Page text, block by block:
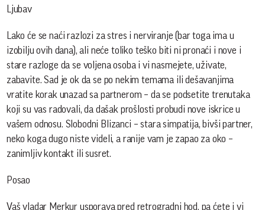
Ljubav
Lako će se naći razlozi za stres i nerviranje (bar toga ima u
izobilju ovih dana), ali neće toliko teško biti ni pronaći i nove i
stare razloge da se voljena osoba i vi nasmejete, uživate,
zabavite. Sad je ok da se po nekim temama ili dešavanjima
vratite korak unazad sa partnerom – da se podsetite trenutaka
koji su vas radovali, da dašak prošlosti probudi nove iskrice u
vašem odnosu. Slobodni Blizanci – stara simpatija, bivši partner,
neko koga dugo niste videli, a ranije vam je zapao za oko –
zanimljiv kontakt ili susret.
Posao
Vaš vladar Merkur usporava pred retrogradni hod, pa ćete i vi